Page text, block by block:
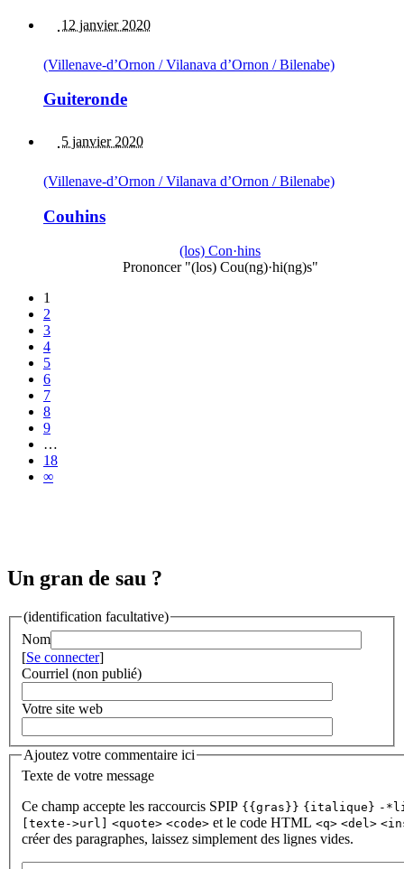
12 janvier 2020
(Villenave-d’Ornon / Vilanava d’Ornon / Bilenabe)
Guiteronde
5 janvier 2020
(Villenave-d’Ornon / Vilanava d’Ornon / Bilenabe)
Couhins
(los) Con·hins
Prononcer "(los) Cou(ng)·hi(ng)s"
1
2
3
4
5
6
7
8
9
…
18
∞
Un gran de sau ?
(identification facultative)
Nom
[Se connecter]
Courriel (non publié)
Votre site web
Ajoutez votre commentaire ici
Texte de votre message
Ce champ accepte les raccourcis SPIP {{gras}} {italique} -
[texte->url]
<quote> <code> et le code HTML <q> <del>
créer des paragraphes, laissez simplement des lignes vides.